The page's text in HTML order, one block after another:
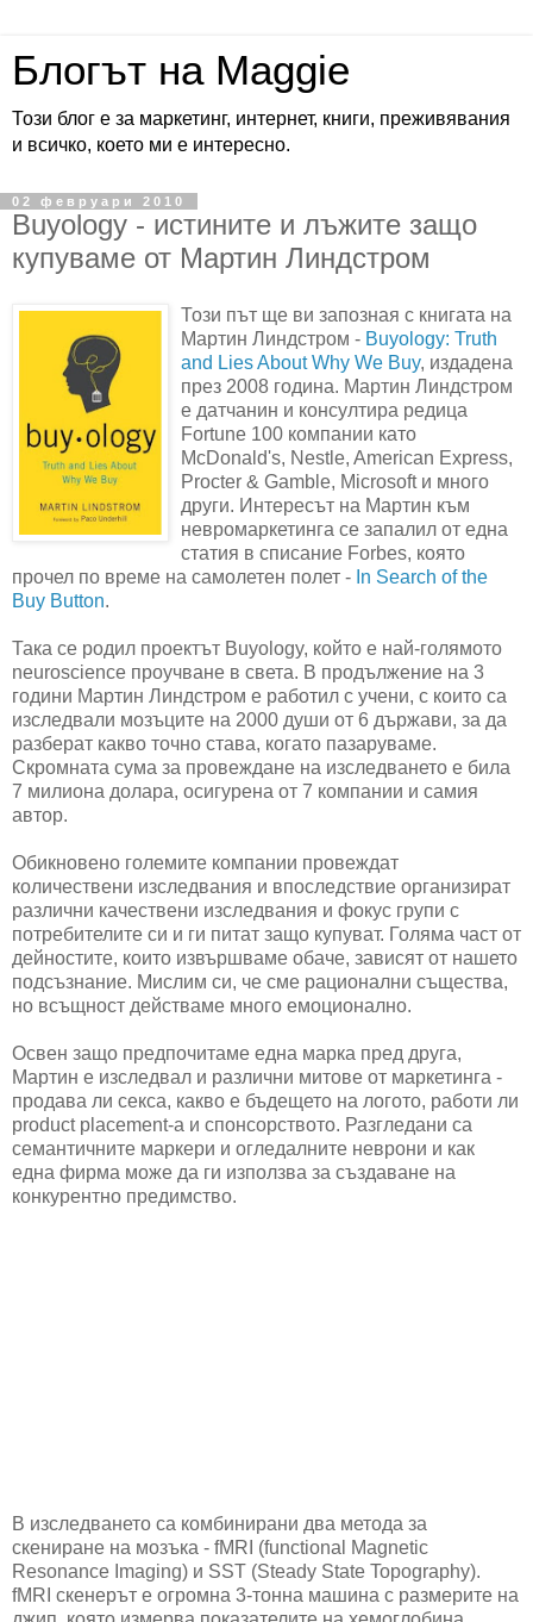
Блогът на Maggie
Този блог е за маркетинг, интернет, книги, преживявания
и всичко, което ми е интересно.
02 февруари 2010
Buyology - истините и лъжите защо
купуваме от Мартин Линдстром
Този път ще ви запозная с книгата на
Мартин Линдстром - Buyology: Truth
and Lies About Why We Buy, издадена
през 2008 година. Мартин Линдстром
е датчанин и консултира редица
Fortune 100 компании като
McDonald's, Nestle, American Express,
Procter & Gamble, Microsoft и много
други. Интересът на Мартин към
невромаркетинга се запалил от една
статия в списание Forbes, която
прочел по време на самолетен полет - In Search of the
Buy Button.
Така се родил проектът Buyology, който е най-голямото
neuroscience проучване в света. В продължение на 3
години Мартин Линдстром е работил с учени, с които са
изследвали мозъците на 2000 души от 6 държави, за да
разберат какво точно става, когато пазаруваме.
Скромната сума за провеждане на изследването е била
7 милиона долара, осигурена от 7 компании и самия
автор.
Обикновено големите компании провеждат
количествени изследвания и впоследствие организират
различни качествени изследвания и фокус групи с
потребителите си и ги питат защо купуват. Голяма част от
дейностите, които извършваме обаче, зависят от нашето
подсъзнание. Мислим си, че сме рационални същества,
но всъщност действаме много емоционално.
Освен защо предпочитаме една марка пред друга,
Мартин е изследвал и различни митове от маркетинга -
продава ли секса, какво е бъдещето на логото, работи ли
product placement-a и спонсорството. Разгледани са
семантичните маркери и огледалните неврони и как
една фирма може да ги използва за създаване на
конкурентно предимство.
В изследването са комбинирани два метода за
скениране на мозъка - fMRI (functional Magnetic
Resonance Imaging) и SST (Steady State Topography).
fMRI скенерът е огромна 3-тонна машина с размерите на